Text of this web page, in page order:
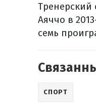
Тренерский
Аяччо в
семь
СПОРТ